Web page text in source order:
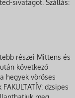
sivatagot. Szállás:
részei Mittens és
következő
hegyek vöröses
dzsipes